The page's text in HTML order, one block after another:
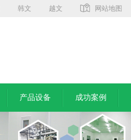
韩文 越文 网站地图
产品设备 成功案例